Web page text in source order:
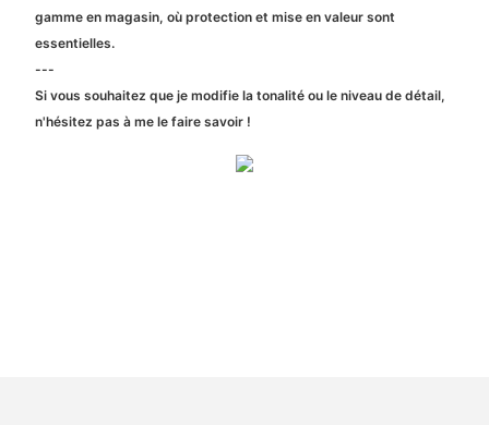
gamme en magasin, où protection et mise en valeur sont
essentielles.
---
Si vous souhaitez que je modifie la tonalité ou le niveau de détail,
n'hésitez pas à me le faire savoir !